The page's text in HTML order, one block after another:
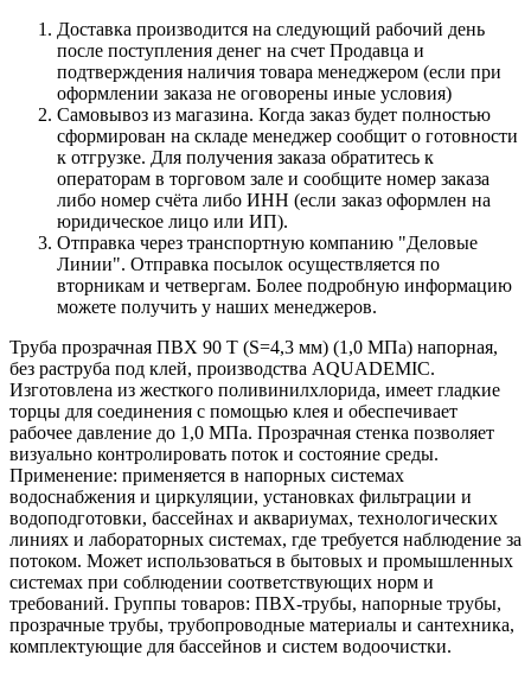
Доставка производится на следующий рабочий день
после поступления денег на счет Продавца и
подтверждения наличия товара менеджером (если при
оформлении заказа не оговорены иные условия)
Самовывоз из магазина. Когда заказ будет полностью
сформирован на складе менеджер сообщит о готовности
к отгрузке. Для получения заказа обратитесь к
операторам в торговом зале и сообщите номер заказа
либо номер счёта либо ИНН (если заказ оформлен на
юридическое лицо или ИП).
Отправка через транспортную компанию "Деловые
Линии". Отправка посылок осуществляется по
вторникам и четвергам. Более подробную информацию
можете получить у наших менеджеров.
Труба прозрачная ПВХ 90 Т (S=4,3 мм) (1,0 МПа) напорная,
без раструба под клей, производства AQUADEMIC.
Изготовлена из жесткого поливинилхлорида, имеет гладкие
торцы для соединения с помощью клея и обеспечивает
рабочее давление до 1,0 МПа. Прозрачная стенка позволяет
визуально контролировать поток и состояние среды.
Применение: применяется в напорных системах
водоснабжения и циркуляции, установках фильтрации и
водоподготовки, бассейнах и аквариумах, технологических
линиях и лабораторных системах, где требуется наблюдение за
потоком. Может использоваться в бытовых и промышленных
системах при соблюдении соответствующих норм и
требований. Группы товаров: ПВХ-трубы, напорные трубы,
прозрачные трубы, трубопроводные материалы и сантехника,
комплектующие для бассейнов и систем водоочистки.